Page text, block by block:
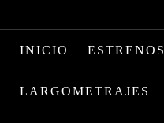
INICIO ESTRENOS
LARGOMETRAJES